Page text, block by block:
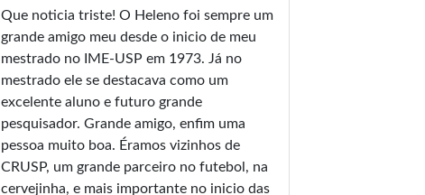
Que noticia triste! O Heleno foi sempre um
grande amigo meu desde o inicio de meu
mestrado no IME-USP em 1973. Já no
mestrado ele se destacava como um
excelente aluno e futuro grande
pesquisador. Grande amigo, enfim uma
pessoa muito boa. Éramos vizinhos de
CRUSP, um grande parceiro no futebol, na
cervejinha, e mais importante no inicio das